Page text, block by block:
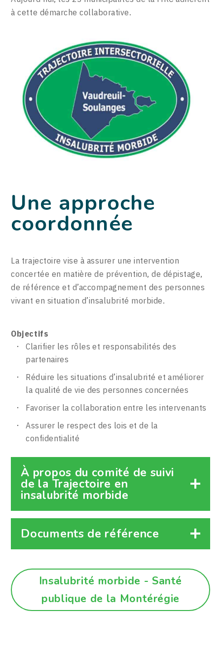
à cette démarche collaborative.
Une approche
coordonnée
La trajectoire vise à assurer une intervention
concertée en matière de prévention, de dépistage,
de référence et d’accompagnement des personnes
vivant en situation d’insalubrité morbide.
Objectifs
Clarifier les rôles et responsabilités des
partenaires
Réduire les situations d’insalubrité et améliorer
la qualité de vie des personnes concernées
Favoriser la collaboration entre les intervenants
Assurer le respect des lois et de la
confidentialité
À propos du comité de suivi
de la Trajectoire en
insalubrité morbide
Documents de référence
Insalubrité morbide - Santé
publique de la Montérégie